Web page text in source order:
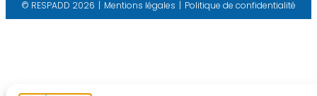
© RESPADD 2026 | Mentions légales | Politique de confidentialité